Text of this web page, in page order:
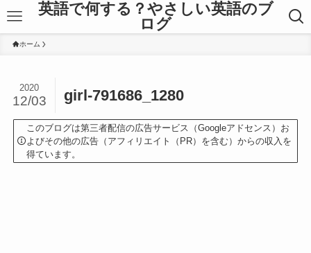
英語で何する？やさしい英語のブ
ログ
ホーム
girl-791686_1280
2020
12/03
このブログは第三者配信の広告サービス（Googleアドセンス）お
よびその他の広告（アフィリエイト（PR）を含む）からの収入を
得ています。